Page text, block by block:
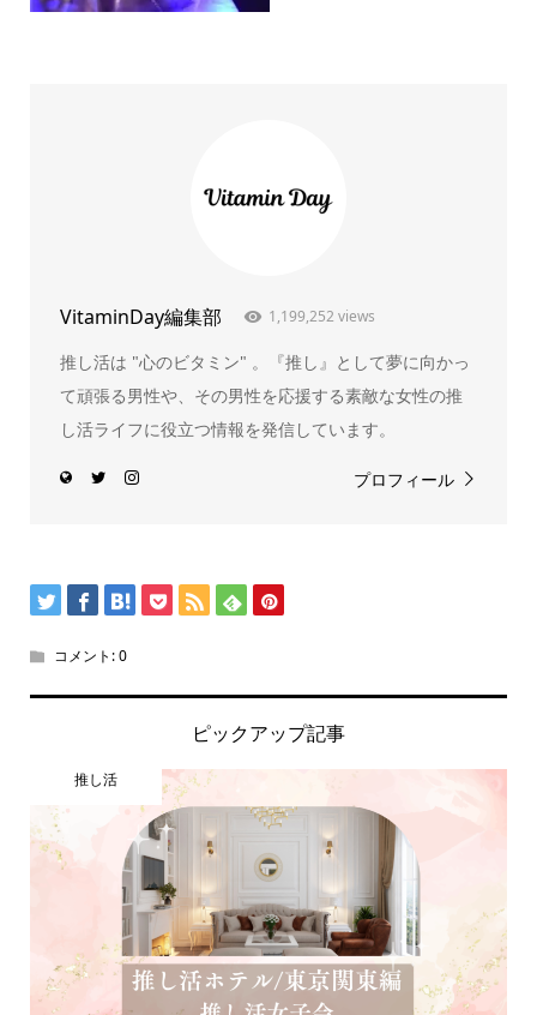
VitaminDay編集部 1,199,252 views
推し活は "心のビタミン" 。『推し』として夢に向かっ
て頑張る男性や、その男性を応援する素敵な女性の推
し活ライフに役立つ情報を発信しています。
プロフィール
コメント:0
ピックアップ記事
推し活